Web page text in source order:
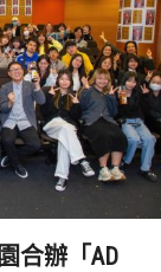
合辦「AD